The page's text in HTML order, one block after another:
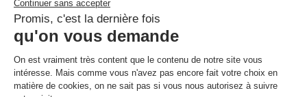
Unemeilleure anticipation
3D.
Unoutil pédagogiquepour les élus et les
citoyens.